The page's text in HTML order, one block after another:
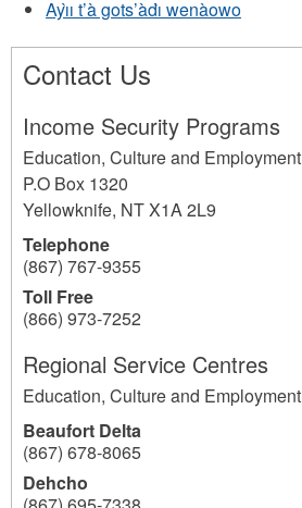
Ayı̀ı t’à gots’àdı̀ wenàowo
Contact Us
Income Security Programs
Education, Culture and Employment
P.O Box 1320
Yellowknife, NTX1A 2L9
Telephone
(867) 767-9355
Toll Free
(866) 973-7252
Regional Service Centres
Education, Culture and Employment
Beaufort Delta
(867) 678-8065
Dehcho